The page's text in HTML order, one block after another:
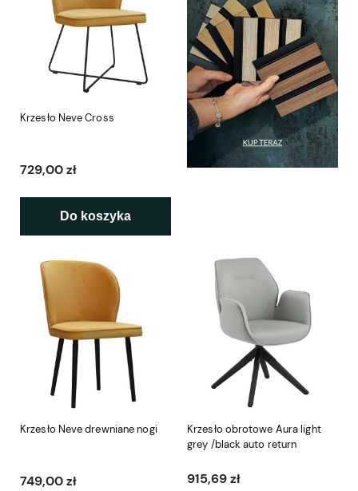
Krzesło Neve Cross
729,00 zł
Do koszyka
Krzesło Neve drewniane nogi
749,00 zł
Krzesło obrotowe Aura light
grey /black auto return
915,69 zł